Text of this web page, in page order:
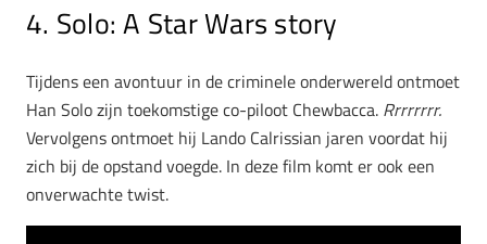
4. Solo: A Star Wars story
Tijdens een avontuur in de criminele onderwereld ontmoet
Han Solo zijn toekomstige co-piloot Chewbacca. Rrrrrrrr.
Vervolgens ontmoet hij Lando Calrissian jaren voordat hij
zich bij de opstand voegde. In deze film komt er ook een
onverwachte twist.